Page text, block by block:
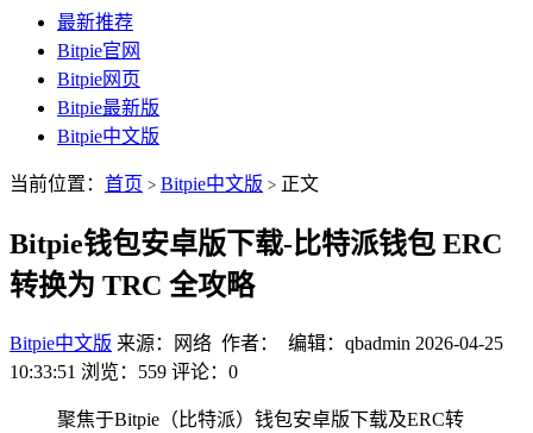
最新推荐
Bitpie官网
Bitpie网页
Bitpie最新版
Bitpie中文版
当前位置： 首页 > Bitpie中文版 > 正文
Bitpie钱包安卓版下载-比特派钱包 ERC
转换为 TRC 全攻略
Bitpie中文版 来源：网络 作者： 编辑：qbadmin 2026-04-25
10:33:51 浏览：559 评论：0
聚焦于Bitpie（比特派）钱包安卓版下载及ERC转